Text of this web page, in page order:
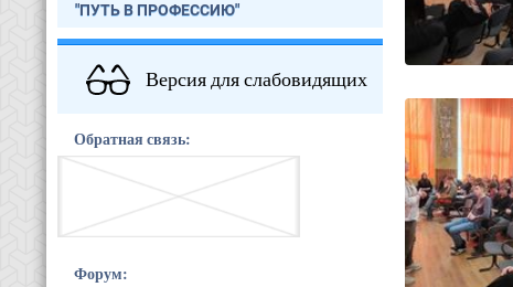
"ПУТЬ В ПРОФЕССИЮ"
Версия для слабовидящих
Обратная связь:
Форум: